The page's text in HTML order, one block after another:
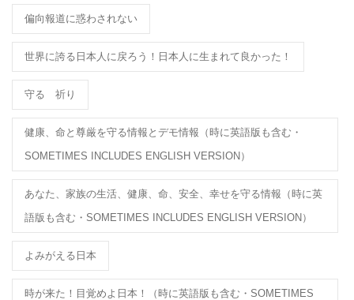
偏向報道に惑わされない
世界に誇る日本人に戻ろう！日本人に生まれて良かった！
守る 祈り
健康、命と尊厳を守る情報とデモ情報（時に英語版も含む・
SOMETIMES INCLUDES ENGLISH VERSION）
あなた、家族の生活、健康、命、安全、幸せを守る情報（時に英
語版も含む・SOMETIMES INCLUDES ENGLISH VERSION）
よみがえる日本
時が来た！目覚めよ日本！（時に英語版も含む・SOMETIMES